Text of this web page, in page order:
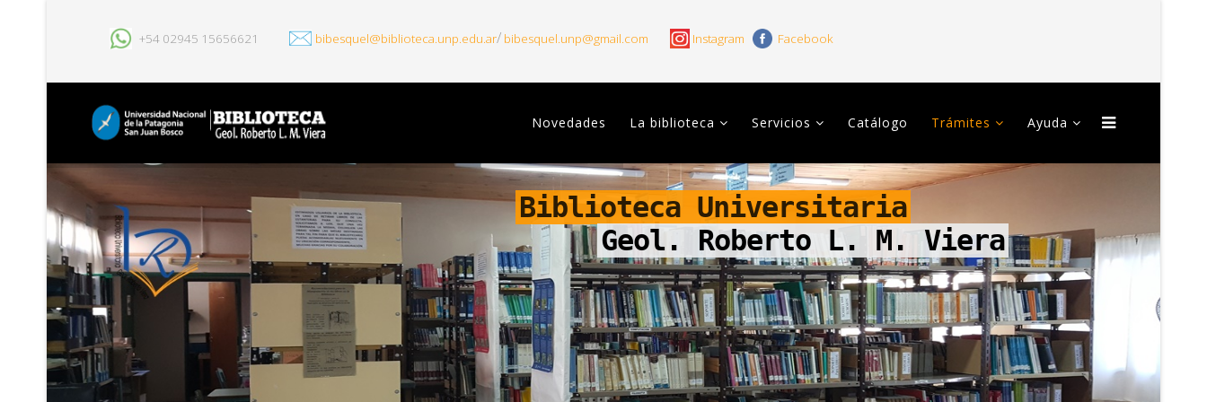
+54 02945 15656621 bibesquel@biblioteca.unp.edu.ar/ bibesquel.unp@gmail.com Instagram Facebook
Novedades La biblioteca Servicios Catálogo Trámites Ayuda
Biblioteca Universitaria
Geol. Roberto L. M. Viera